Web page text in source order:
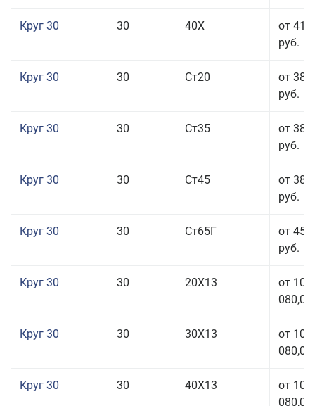
Круг 30 30 40Х
от 41
руб.
Круг 30 30 Ст20
от 38
руб.
Круг 30 30 Ст35
от 38
руб.
Круг 30 30 Ст45
от 38
руб.
Круг 30 30 Ст65Г
от 45
руб.
Круг 30 30 20Х13
от 101
080,00
Круг 30 30 30Х13
от 101
080,00
Круг 30 30 40Х13
от 101
080,00